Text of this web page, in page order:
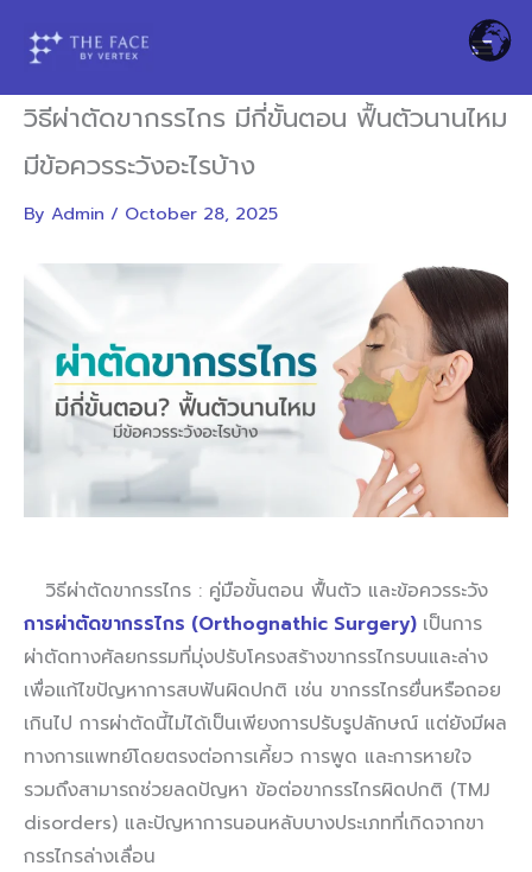
วิธีผ่าตัดขากรรไกร มีกี่ขั้นตอน ฟื้นตัวนานไหม
มีข้อควรระวังอะไรบ้าง
By Admin / October 28, 2025
วิธีผ่าตัดขากรรไกร : คู่มือขั้นตอน ฟื้นตัว และข้อควรระวัง
การผ่าตัดขากรรไกร (Orthognathic Surgery) เป็นการ
ผ่าตัดทางศัลยกรรมที่มุ่งปรับโครงสร้างขากรรไกรบนและล่าง
เพื่อแก้ไขปัญหาการสบฟันผิดปกติ เช่น ขากรรไกรยื่นหรือถอย
เกินไป การผ่าตัดนี้ไม่ได้เป็นเพียงการปรับรูปลักษณ์ แต่ยังมีผล
ทางการแพทย์โดยตรงต่อการเคี้ยว การพูด และการหายใจ
รวมถึงสามารถช่วยลดปัญหา ข้อต่อขากรรไกรผิดปกติ (TMJ
disorders) และปัญหาการนอนหลับบางประเภทที่เกิดจากขา
กรรไกรล่างเลื่อน